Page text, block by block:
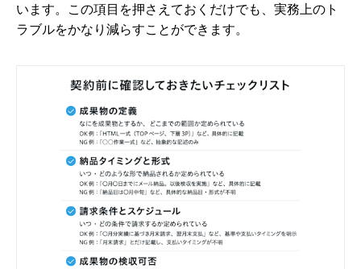
います。この項目を押さえておくだけでも、実務上のト
ラブルをかなり減らすことができます。